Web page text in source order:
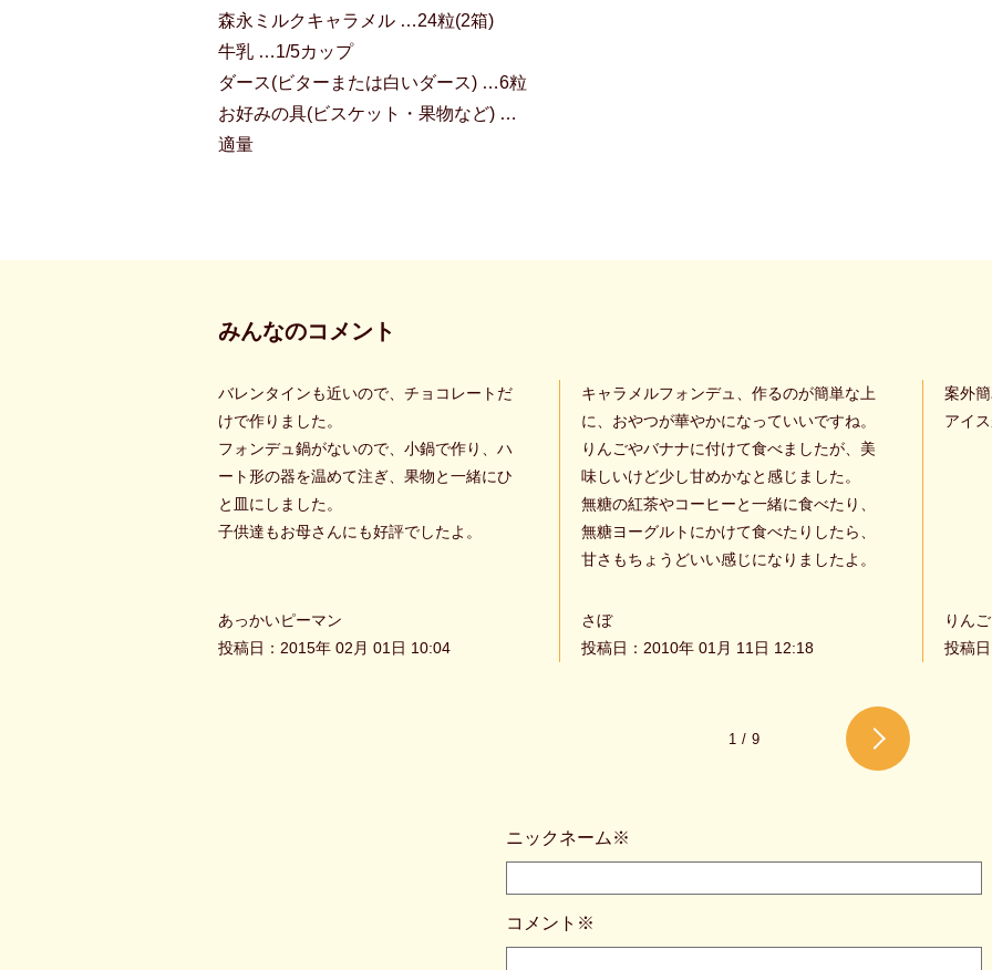
森永ミルクキャラメル …24粒(2箱)
牛乳 …1/5カップ
ダース(ビターまたは白いダース) …6粒
お好みの具(ビスケット・果物など) …
適量
みんなのコメント
バレンタインも近いので、チョコレートだ
けで作りました。
フォンデュ鍋がないので、小鍋で作り、ハ
ート形の器を温めて注ぎ、果物と一緒にひ
と皿にしました。
子供達もお母さんにも好評でしたよ。
あっかいピーマン
投稿日：2015年 02月 01日 10:04
キャラメルフォンデュ、作るのが簡単な上
に、おやつが華やかになっていいですね。
りんごやバナナに付けて食べましたが、美
味しいけど少し甘めかなと感じました。
無糖の紅茶やコーヒーと一緒に食べたり、
無糖ヨーグルトにかけて食べたりしたら、
甘さもちょうどいい感じになりましたよ。
さぼ
投稿日：2010年 01月 11日 12:18
案外
アイ
りんご
投稿
1 / 9
ニックネーム※
コメント※